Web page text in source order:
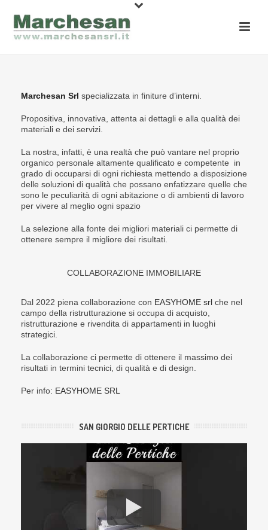
Marchesan Srl specializzata in finiture d’interni.
Propositiva, innovativa, attenta ai dettagli e alla qualità dei
materiali e dei servizi.
La nostra, infatti, è una realtà che può vantare nel proprio
organico personale altamente qualificato e competente in
grado di occuparsi di ogni richiesta mettendo a disposizione
delle soluzioni di qualità che possano enfatizzare quelle che
sono le peculiarità di ogni abitazione o di ambienti di lavoro
per vivere al meglio ogni spazio
La selezione alla fonte dei migliori materiali ci permette di
ottenere sempre il migliore dei risultati.
COLLABORAZIONE IMMOBILIARE
Dal 2022 piena collaborazione con EASYHOME srl che nel
campo della ristrutturazione si occupa di acquisto,
ristrutturazione e rivendita di appartamenti in luoghi
strategici.
La collaborazione ci permette di ottenere il massimo dei
risultati in termini tecnici, di qualità e di design.
Per info: EASYHOME SRL
SAN GIORGIO DELLE PERTICHE